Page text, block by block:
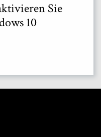
Sie
10